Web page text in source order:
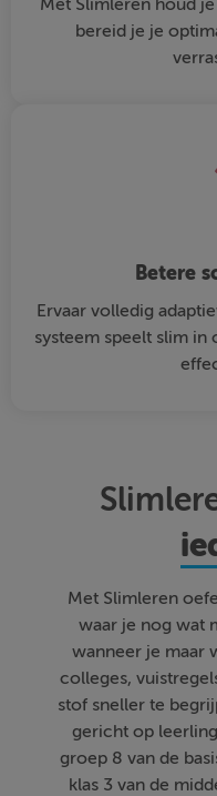
Met Slimleren houd
bereid je je
Betere
Ervaar volledig
systeem speelt slim in
Met Slimleren
waar je nog wat
wanneer je maar
colleges,
stof sneller te
gericht op
groep 8 van de
klas 3 van de